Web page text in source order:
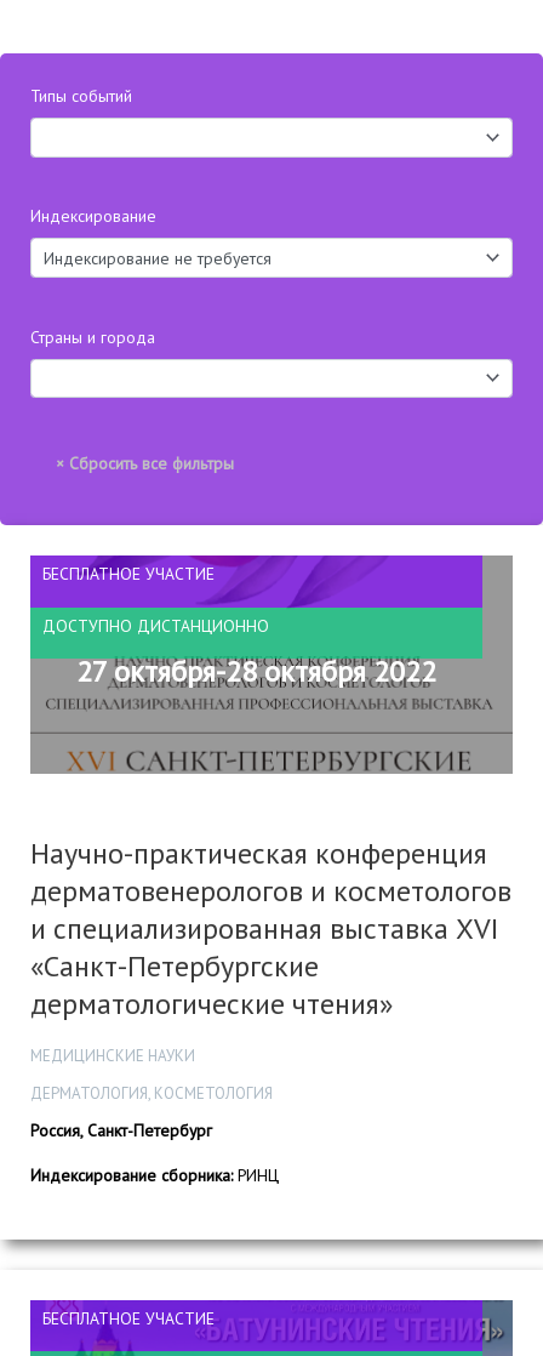
Типы событий
Индексирование
Страны и города
БЕСПЛАТНОЕ УЧАСТИЕ
ДОСТУПНО ДИСТАНЦИОННО
27 октября-28 октября 2022
Научно-практическая конференция
дерматовенерологов и косметологов
и специализированная выставка XVI
«Санкт-Петербургские
дерматологические чтения»
МЕДИЦИНСКИЕ НАУКИ
ДЕРМАТОЛОГИЯ, КОСМЕТОЛОГИЯ
Россия, Санкт-Петербург
Индексирование сборника:РИНЦ
БЕСПЛАТНОЕ УЧАСТИЕ